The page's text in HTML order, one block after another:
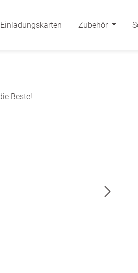
Einladungskarten Zubehör